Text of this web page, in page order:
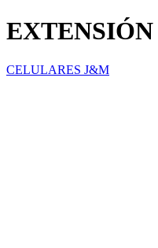
CELULARES J&M